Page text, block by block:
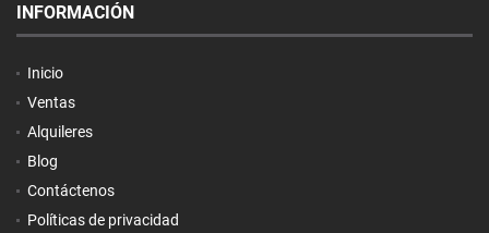
INFORMACIÓN
Inicio
Ventas
Alquileres
Blog
Contáctenos
Políticas de privacidad